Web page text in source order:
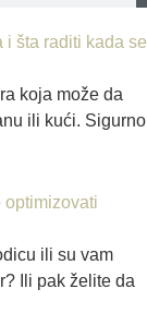
i šta raditi kada se
koja može da
ili kući. Sigurno
optimizovati
ili su vam
Ili pak želite da